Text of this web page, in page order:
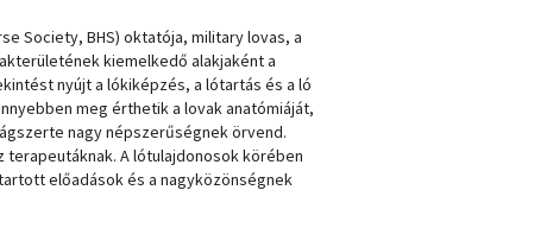
Society, BHS) oktatója, military lovas, a
kiemelkedő alakjaként a
nyújt a lókiképzés, a lótartás és a ló
meg érthetik a lovak anatómiáját,
nagy népszerűségnek örvend.
A lótulajdonosok körében
előadások és a nagyközönségnek